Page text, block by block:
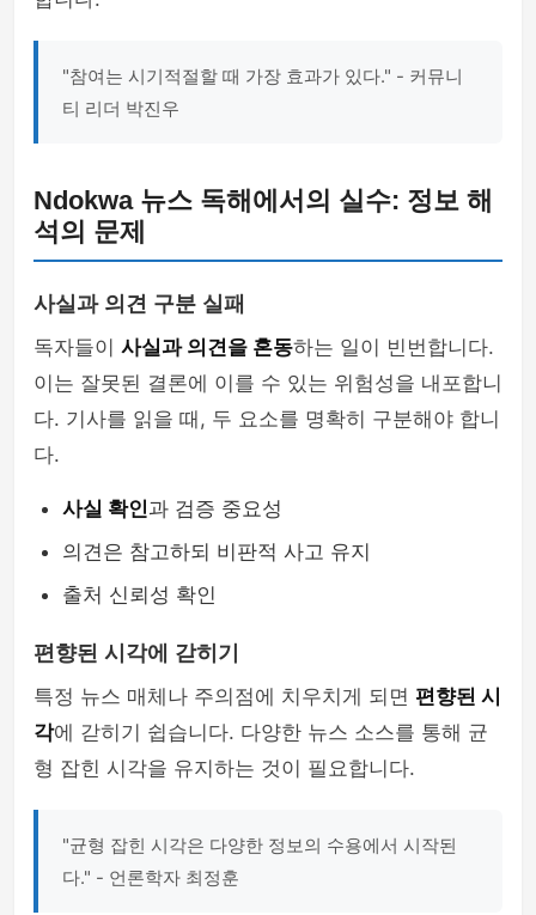
"참여는 시기적절할 때 가장 효과가 있다." - 커뮤니
티 리더 박진우
Ndokwa 뉴스 독해에서의 실수: 정보 해
석의 문제
사실과 의견 구분 실패
독자들이 사실과 의견을 혼동하는 일이 빈번합니다.
이는 잘못된 결론에 이를 수 있는 위험성을 내포합니
다. 기사를 읽을 때, 두 요소를 명확히 구분해야 합니
다.
사실 확인과 검증 중요성
의견은 참고하되 비판적 사고 유지
출처 신뢰성 확인
편향된 시각에 갇히기
특정 뉴스 매체나 주의점에 치우치게 되면 편향된 시
각에 갇히기 쉽습니다. 다양한 뉴스 소스를 통해 균
형 잡힌 시각을 유지하는 것이 필요합니다.
"균형 잡힌 시각은 다양한 정보의 수용에서 시작된
다." - 언론학자 최정훈